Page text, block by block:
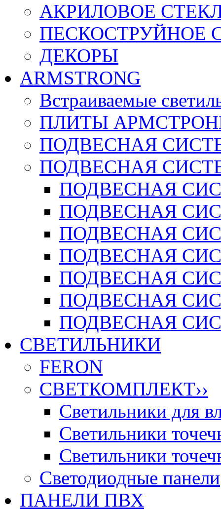
АКРИЛОВОЕ
ПЕСКОСТРУЙНОЕ
ДЕКОРЫ
ARMSTRONG
Встраиваемые
ПЛИТЫ
ПОДВЕСНАЯ
ПОДВЕСНАЯ
ПОДВЕСНАЯ
ПОДВЕСНАЯ
ПОДВЕСНАЯ
ПОДВЕСНАЯ
ПОДВЕСНАЯ
ПОДВЕСНАЯ
ПОДВЕСНАЯ
СВЕТИЛЬНИКИ
FERON
СВЕТКОМПЛЕКТ››
Светильники для
Светильники
Светильники
Светодиодные панели
ПАНЕЛИ ПВХ